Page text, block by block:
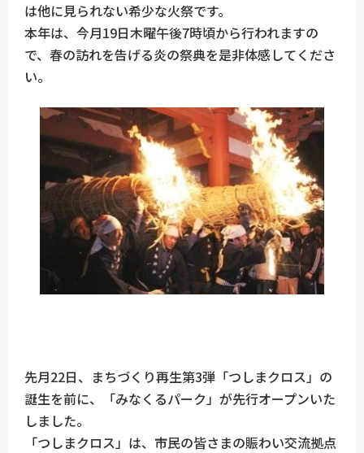
は他に見られない希少な火祭です。
本年は、今月19日木曜午後7時頃から行われますの
で、春の訪れを告げる炎の祭典を是非体感してくださ
い。
先月22日、まちづくり再生第3弾「つしまクロス」の
誕生を前に、「みなくるパーク」が先行オープンいた
しました。
「つしまクロス」は、市民の皆さまの賑わい交流拠点